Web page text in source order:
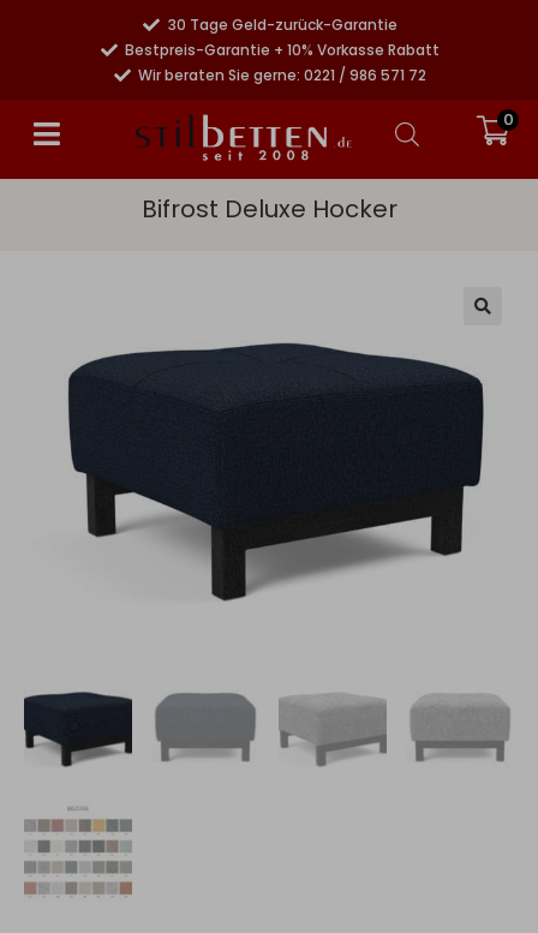
30 Tage Geld-zurück-Garantie
Bestpreis-Garantie + 10% Vorkasse Rabatt
Wir beraten Sie gerne: 0221 / 986 571 72
0
Bifrost Deluxe Hocker